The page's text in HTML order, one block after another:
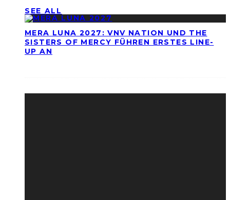
SEE ALL
MERA LUNA 2027: VNV NATION UND THE
SISTERS OF MERCY FÜHREN ERSTES LINE-
UP AN